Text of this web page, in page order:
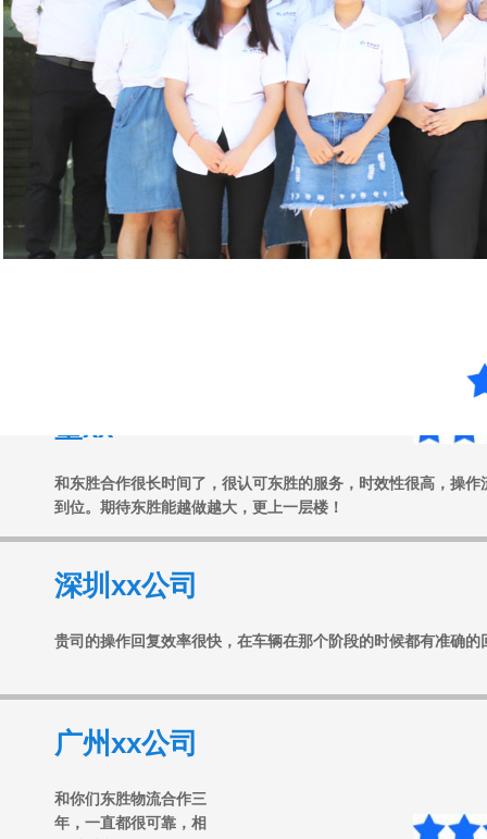
到位。期待东胜能越做越大，更上一层楼！
年，一直都很可靠，相
信以后我们会配合的更